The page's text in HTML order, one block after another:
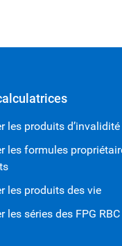
les produits d’invalidité
les formules
les produits des vie
les séries des FPG RBC